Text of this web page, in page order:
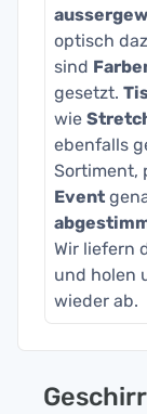
optisch
sind
gesetzt.
wie
ebenfalls
Sortiment,
Event
Wir liefern
und holen
wieder ab.
Geschirr